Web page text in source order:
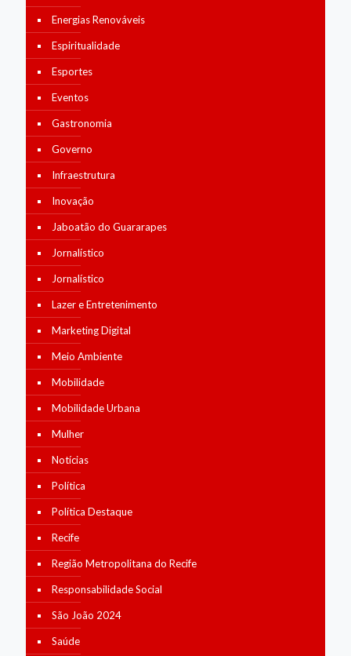
Energias Renováveis
Espiritualidade
Esportes
Eventos
Gastronomia
Governo
Infraestrutura
Inovação
Jaboatão do Guararapes
Jornalístico
Jornalístico
Lazer e Entretenimento
Marketing Digital
Meio Ambiente
Mobilidade
Mobilidade Urbana
Mulher
Notícias
Política
Política Destaque
Recife
Região Metropolitana do Recife
Responsabilidade Social
São João 2024
Saúde